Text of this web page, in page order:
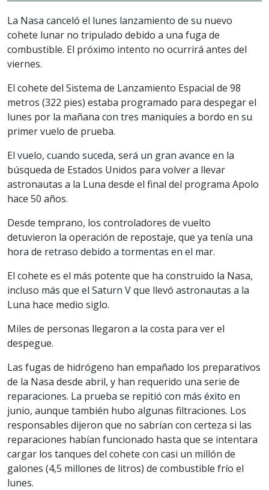
La Nasa canceló el lunes lanzamiento de su nuevo
cohete lunar no tripulado debido a una fuga de
combustible. El próximo intento no ocurrirá antes del
viernes.
El cohete del Sistema de Lanzamiento Espacial de 98
metros (322 pies) estaba programado para despegar el
lunes por la mañana con tres maniquíes a bordo en su
primer vuelo de prueba.
El vuelo, cuando suceda, será un gran avance en la
búsqueda de Estados Unidos para volver a llevar
astronautas a la Luna desde el final del programa Apolo
hace 50 años.
Desde temprano, los controladores de vuelto
detuvieron la operación de repostaje, que ya tenía una
hora de retraso debido a tormentas en el mar.
El cohete es el más potente que ha construido la Nasa,
incluso más que el Saturn V que llevó astronautas a la
Luna hace medio siglo.
Miles de personas llegaron a la costa para ver el
despegue.
Las fugas de hidrógeno han empañado los preparativos
de la Nasa desde abril, y han requerido una serie de
reparaciones. La prueba se repitió con más éxito en
junio, aunque también hubo algunas filtraciones. Los
responsables dijeron que no sabrían con certeza si las
reparaciones habían funcionado hasta que se intentara
cargar los tanques del cohete con casi un millón de
galones (4,5 millones de litros) de combustible frío el
lunes.